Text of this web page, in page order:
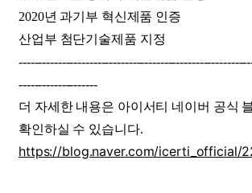
2020년 과기부 혁신제품 인증
산업부 첨단기술제품 지정
--------------------
더 자세한 내용은 아이서티 네이버 공식
확인하실 수 있습니다.
https://blog.naver.com/icerti_official/